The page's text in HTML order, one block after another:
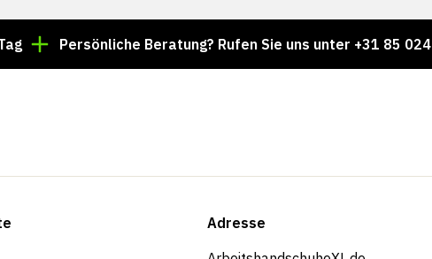
Persönliche Beratung? Rufen Sie uns unter +31 85 024 0044 an.
Adresse